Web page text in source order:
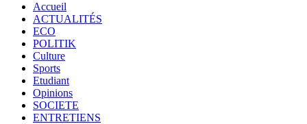
Accueil
ACTUALITÉS
ECO
POLITIK
Culture
Sports
Etudiant
Opinions
SOCIETE
ENTRETIENS